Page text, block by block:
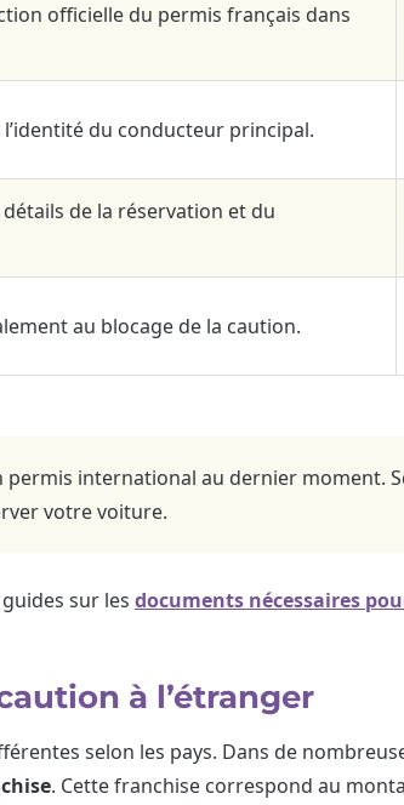
officielle du permis français dans
l’identité du conducteur principal.
de la réservation et du
au blocage de la caution.
permis international au dernier moment.
votre voiture.
sur les documents nécessaires
à l’étranger
selon les pays. Dans de
. Cette franchise correspond au